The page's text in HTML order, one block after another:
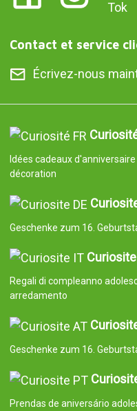
Contact et service
Écrivez-nous
Idées cadeaux
décoration
Geschenke zum 16.
Regali di compleanno
arredamento
Geschenke zum 16.
Prendas de aniversário